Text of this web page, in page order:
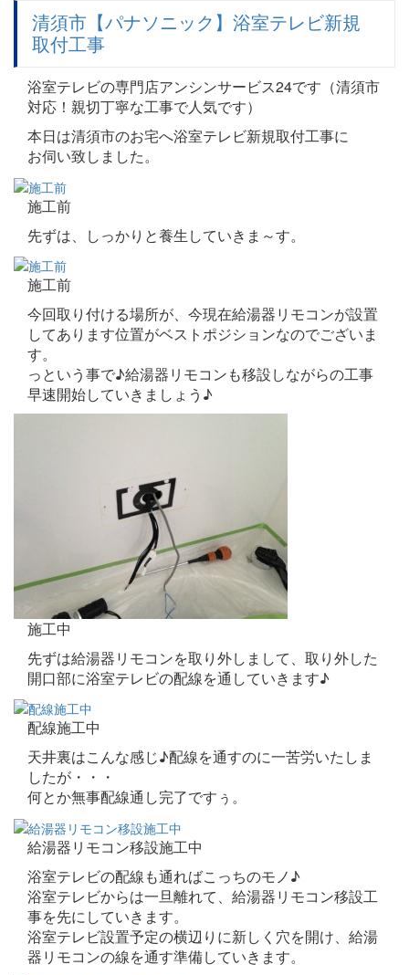
清須市【パナソニック】浴室テレビ新規
取付工事
浴室テレビの専門店アンシンサービス24です（清須市
対応！親切丁寧な工事で人気です）
本日は清須市のお宅へ浴室テレビ新規取付工事に
お伺い致しました。
施工前
先ずは、しっかりと養生していきま～す。
施工前
今回取り付ける場所が、今現在給湯器リモコンが設置
してあります位置がベストポジションなのでございま
す。
っという事で♪給湯器リモコンも移設しながらの工事
早速開始していきましょう♪
施工中
先ずは給湯器リモコンを取り外しまして、取り外した
開口部に浴室テレビの配線を通していきます♪
配線施工中
天井裏はこんな感じ♪配線を通すのに一苦労いたしま
したが・・・
何とか無事配線通し完了ですぅ。
給湯器リモコン移設施工中
浴室テレビの配線も通ればこっちのモノ♪
浴室テレビからは一旦離れて、給湯器リモコン移設工
事を先にしていきます。
浴室テレビ設置予定の横辺りに新しく穴を開け、給湯
器リモコンの線を通す準備していきます。